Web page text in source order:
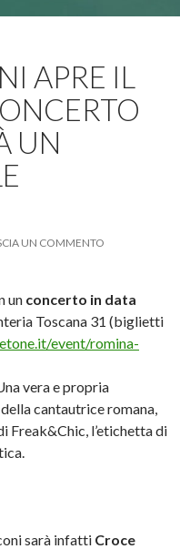
APRE IL
UN
UN COMMENTO
un concerto in data
Toscana 31 (biglietti
event/romina-
vera e propria
cantautrice romana,
Freak&Chic, l’etichetta di
sarà infatti Croce